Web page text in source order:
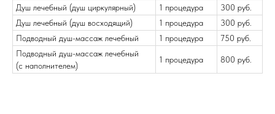
Душ лечебный (душ циркулярный)
1 процедура
300 руб.
Душ лечебный (душ восходящий)
1 процедура
300 руб.
Подводный душ-массаж лечебный
1 процедура
750 руб.
Подводный душ-массаж лечебный
(с наполнителем)
1 процедура 800 руб.